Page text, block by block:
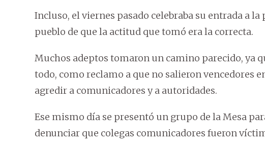
Incluso, el viernes pasado celebraba su entrada a
pueblo de que la actitud que tomó era la correcta.
Muchos adeptos tomaron un camino parecido, ya
todo, como reclamo a que no salieron vencedores
agredir a comunicadores y a autoridades.
Ese mismo día se presentó un grupo de la Mesa
denunciar que colegas comunicadores fueron